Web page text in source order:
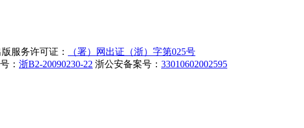
服务许可证：
（署）网出证（浙）字第025号
： 浙B2-20090230-22 浙公安备案号： 33010602002595